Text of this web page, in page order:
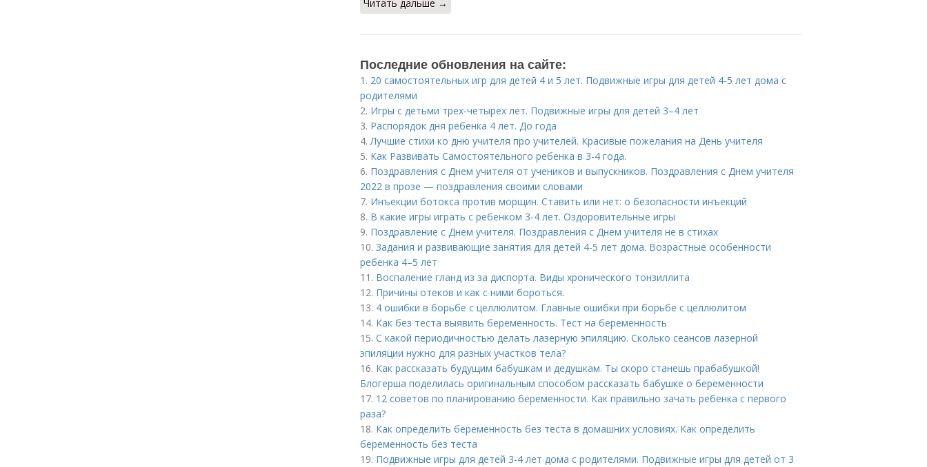
Читать дальше →
Последние обновления на сайте:
1. 20 самостоятельных игр для детей 4 и 5 лет. Подвижные игры для детей 4-5 лет дома с
родителями
2. Игры с детьми трех-четырех лет. Подвижные игры для детей 3–4 лет
3. Распорядок дня ребенка 4 лет. До года
4.Лучшие стихи ко дню учителя про учителей. Красивые пожелания на День учителя
5. Как Развивать Самостоятельного ребенка в 3-4 года.
6. Поздравления с Днем учителя от учеников и выпускников. Поздравления с Днем учителя
2022 в прозе — поздравления своими словами
7. Инъекции ботокса против морщин. Ставить или нет: о безопасности инъекций
8. В какие игры играть с ребенком 3-4 лет. Оздоровительные игры
9. Поздравление с Днем учителя. Поздравления с Днем учителя не в стихах
10. Задания и развивающие занятия для детей 4-5 лет дома. Возрастные особенности
ребенка 4–5 лет
11. Воспаление гланд из за диспорта. Виды хронического тонзиллита
12. Причины отеков и как с ними бороться.
13. 4 ошибки в борьбе с целлюлитом. Главные ошибки при борьбе с целлюлитом
14. Как без теста выявить беременность. Тест на беременность
15. С какой периодичностью делать лазерную эпиляцию. Сколько сеансов лазерной
эпиляции нужно для разных участков тела?
16. Как рассказать будущим бабушкам и дедушкам. Ты скоро станешь прабабушкой!
Блогерша поделилась оригинальным способом рассказать бабушке о беременности
17. 12 советов по планированию беременности. Как правильно зачать ребенка с первого
раза?
18. Как определить беременность без теста в домашних условиях. Как определить
беременность без теста
19. Подвижные игры для детей 3-4 лет дома с родителями. Подвижные игры для детей от 3